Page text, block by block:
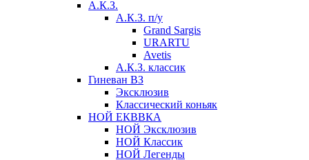
А.К.З.
А.К.З. п/у
Grand Sargis
URARTU
Avetis
А.К.З. классик
Гиневан ВЗ
Эксклюзив
Классический коньяк
НОЙ ЕКВВКА
НОЙ Эксклюзив
НОЙ Классик
НОЙ Легенды